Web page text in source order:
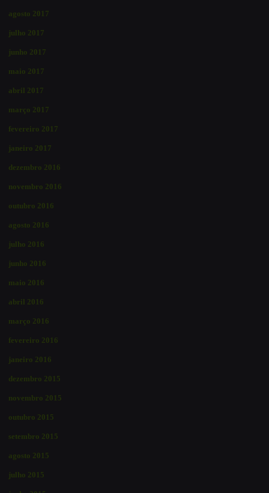
agosto 2017
julho 2017
junho 2017
maio 2017
abril 2017
março 2017
fevereiro 2017
janeiro 2017
dezembro 2016
novembro 2016
outubro 2016
agosto 2016
julho 2016
junho 2016
maio 2016
abril 2016
março 2016
fevereiro 2016
janeiro 2016
dezembro 2015
novembro 2015
outubro 2015
setembro 2015
agosto 2015
julho 2015